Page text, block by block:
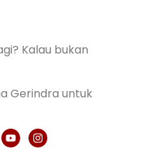
Kalau bukan
Gerindra untuk